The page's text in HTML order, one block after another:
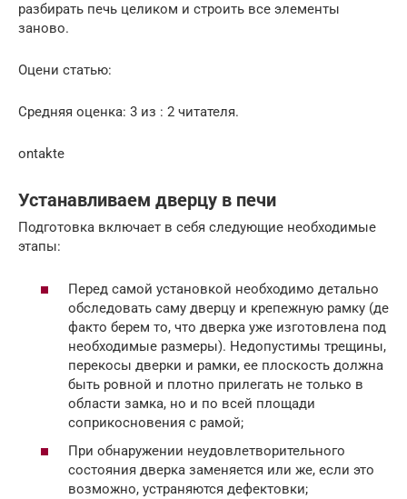
разбирать печь целиком и строить все элементы
заново.
Оцени статью:
Средняя оценка: 3 из : 2 читателя.
ontakte
Устанавливаем дверцу в печи
Подготовка включает в себя следующие необходимые
этапы:
Перед самой установкой необходимо детально
обследовать саму дверцу и крепежную рамку (де
факто берем то, что дверка уже изготовлена под
необходимые размеры). Недопустимы трещины,
перекосы дверки и рамки, ее плоскость должна
быть ровной и плотно прилегать не только в
области замка, но и по всей площади
соприкосновения с рамой;
При обнаружении неудовлетворительного
состояния дверка заменяется или же, если это
возможно, устраняются дефектовки;